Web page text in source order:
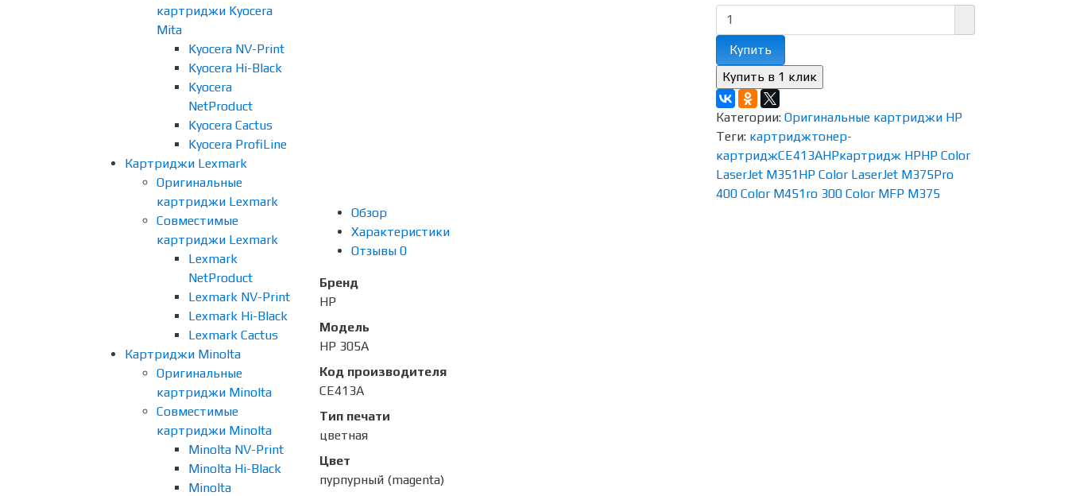
картриджи Kyocera
Mita
Kyocera NV-Print
Kyocera Hi-Black
Kyocera
NetProduct
Kyocera Cactus
Kyocera ProfiLine
Картриджи Lexmark
Оригинальные
картриджи Lexmark
Совместимые
картриджи Lexmark
Lexmark
NetProduct
Lexmark NV-Print
Lexmark Hi-Black
Lexmark Cactus
Картриджи Minolta
Оригинальные
картриджи Minolta
Совместимые
картриджи Minolta
Minolta NV-Print
Minolta Hi-Black
Minolta
Купить
Категории: Оригинальные картриджи HP
Теги: картриджтонер-
картриджCE413AHPкартридж HPHP Color
LaserJet M351HP Color LaserJet M375Pro
400 Color M451ro 300 Color MFP M375
Обзор
Характеристики
Отзывы 0
Бренд
HP
Модель
HP 305A
Код производителя
CE413A
Тип печати
цветная
Цвет
пурпурный (magenta)